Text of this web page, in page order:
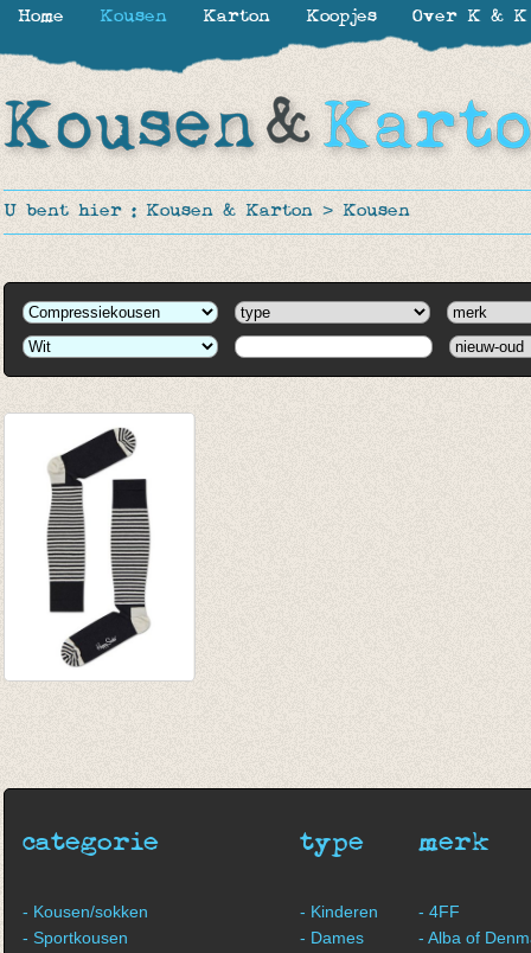
U bent hier : Kousen & Karton > Kousen
categorie
- Kousen/sokken
- Sportkousen
type
- Kinderen
- Dames
merk
- 4FF
- Alba of
Home Kousen Karton Koopjes Over K & K